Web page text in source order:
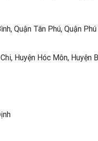
Quận Tân Phú, Quận Phú
Huyện Hóc Môn, Huyện